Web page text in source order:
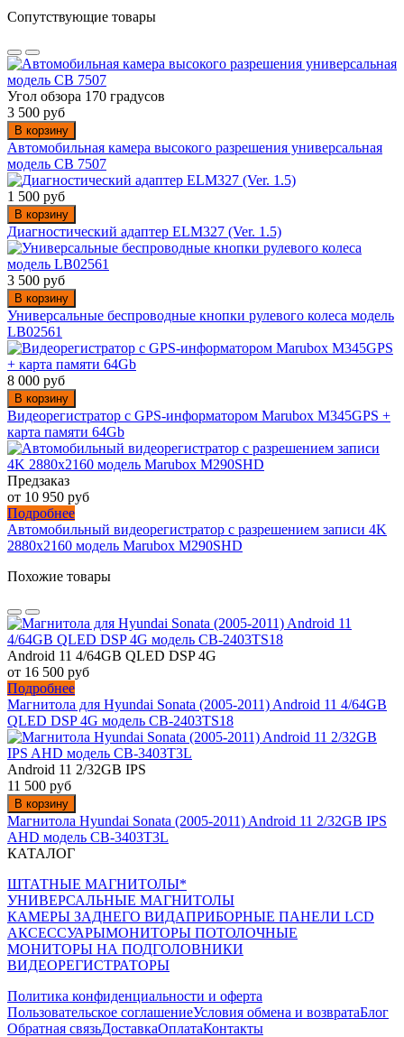
Сопутствующие товары
Угол обзора 170 градусов
3 500 руб
В корзину
Автомобильная камера высокого разрешения универсальная
модель CB 7507
1 500 руб
В корзину
Диагностический адаптер ELM327 (Ver. 1.5)
3 500 руб
В корзину
Универсальные беспроводные кнопки рулевого колеса модель
LB02561
8 000 руб
В корзину
Видеорегистратор с GPS-информатором Marubox M345GPS +
карта памяти 64Gb
Предзаказ
от 10 950 руб
Подробнее
Автомобильный видеорегистратор с разрешением записи 4K
2880х2160 модель Marubox M290SHD
Похожие товары
Android 11 4/64GB QLED DSP 4G
от 16 500 руб
Подробнее
Магнитола для Hyundai Sonata (2005-2011) Android 11 4/64GB
QLED DSP 4G модель CB-2403TS18
Android 11 2/32GB IPS
11 500 руб
В корзину
Магнитола Hyundai Sonata (2005-2011) Android 11 2/32GB IPS
AHD модель CB-3403T3L
КАТАЛОГ
ШТАТНЫЕ МАГНИТОЛЫ*
УНИВЕРСАЛЬНЫЕ МАГНИТОЛЫ
КАМЕРЫ ЗАДНЕГО ВИДАПРИБОРНЫЕ ПАНЕЛИ LCD
АКСЕССУАРЫМОНИТОРЫ ПОТОЛОЧНЫЕ
МОНИТОРЫ НА ПОДГОЛОВНИКИ
ВИДЕОРЕГИСТРАТОРЫ
Политика конфиденциальности и оферта
Пользовательское соглашениеУсловия обмена и возвратаБлог
Обратная связьДоставкаОплатаКонтакты